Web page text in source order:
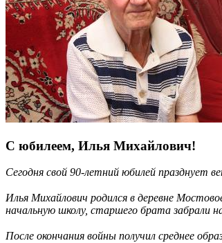
С юбилеем, Илья Михайлович!
Сегодня свой 90-летний юбилей
Илья Михайлович родился в деревне
начальную школу, старшего брата забрали
После окончания войны получил среднее